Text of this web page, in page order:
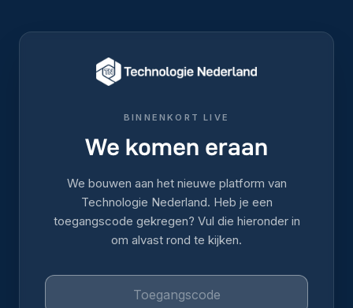
BINNENKORT LIVE
We komen eraan
We bouwen aan het nieuwe platform van
Technologie Nederland. Heb je een
toegangscode gekregen? Vul die hieronder in
om alvast rond te kijken.